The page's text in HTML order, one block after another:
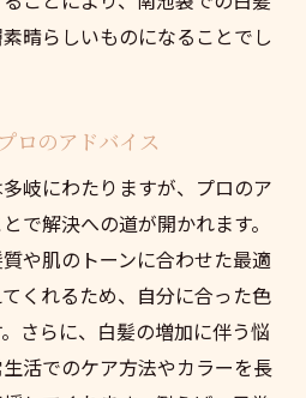
晴らしいものになることでし
ロのアドバイス
岐にわたりますが、プロのア
で解決への道が開かれます。
や肌のトーンに合わせた最適
くれるため、自分に合った色
さらに、白髪の増加に伴う悩
活でのケア方法やカラーを長